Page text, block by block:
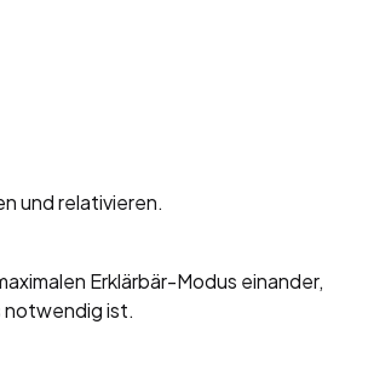
und relativieren.
Erklärbär-Modus einander,
notwendig ist.